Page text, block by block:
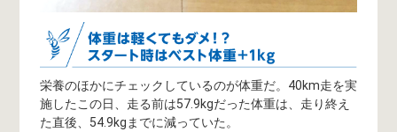
栄養のほかにチェックしているのが体重だ。40km走を実
施したこの日、走る前は57.9kgだった体重は、走り終え
た直後、54.9kgまでに減っていた。